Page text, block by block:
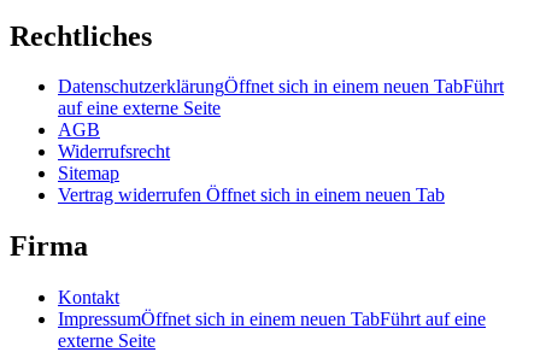
Rechtliches
DatenschutzerklärungÖffnet sich in einem neuen TabFührt
auf eine externe Seite
AGB
Widerrufsrecht
Sitemap
Vertrag widerrufen Öffnet sich in einem neuen Tab
Firma
Kontakt
ImpressumÖffnet sich in einem neuen TabFührt auf eine
externe Seite